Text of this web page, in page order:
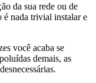
da sua rede ou de
é nada trivial instalar e
você acaba se
demais, as